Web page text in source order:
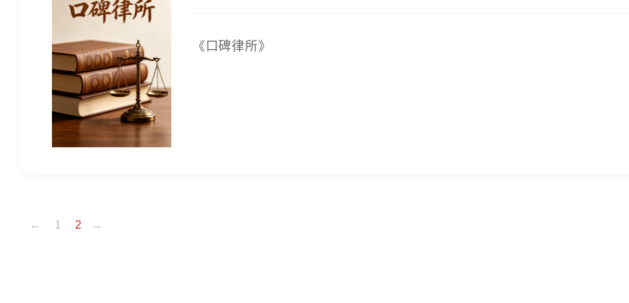
《口碑律所》
← 1 2 →